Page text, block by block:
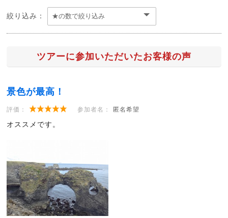
絞り込み：
ツアーに参加いただいたお客様の声
景色が最高！
評価： 参加者名： 匿名希望
オススメです。